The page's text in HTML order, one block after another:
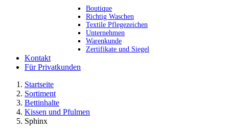
Boutique
Richtig Waschen
Textile Pflegezeichen
Unternehmen
Warenkunde
Zertifikate und Siegel
Kontakt
Für Privatkunden
Startseite
Sortiment
Bettinhalte
Kissen und Pfulmen
Sphinx